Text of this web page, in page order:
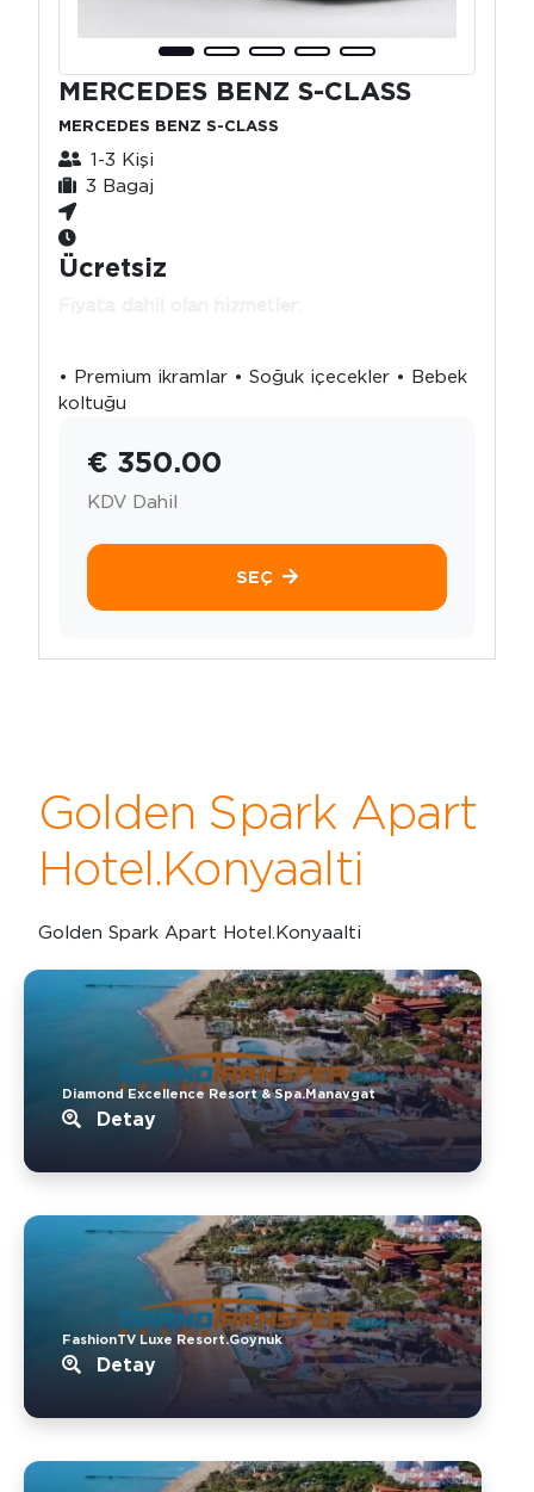
MERCEDES BENZ S-CLASS
MERCEDES BENZ S-CLASS
1-3 Kişi
3 Bagaj
Ücretsiz
Fiyata dahil olan hizmetler:
• Premium ikramlar • Soğuk içecekler • Bebek
koltuğu
€ 350.00
KDV Dahil
SEÇ
Golden Spark Apart
Hotel.Konyaalti
Golden Spark Apart Hotel.Konyaalti
Diamond Excellence Resort & Spa.Manavgat
Detay
FashionTV Luxe Resort.Goynuk
Detay